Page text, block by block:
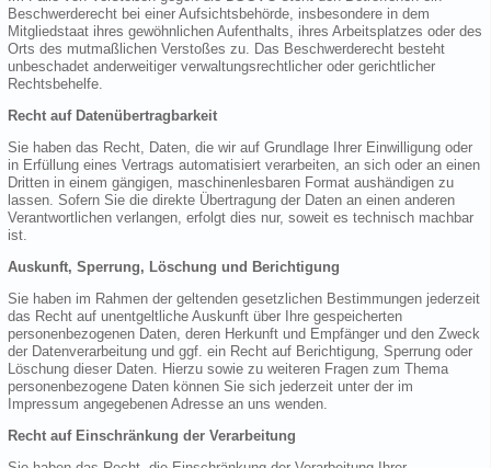
Beschwerderecht bei einer Aufsichtsbehörde, insbesondere in dem
Mitgliedstaat ihres gewöhnlichen Aufenthalts, ihres Arbeitsplatzes oder des
Orts des mutmaßlichen Verstoßes zu. Das Beschwerderecht besteht
unbeschadet anderweitiger verwaltungsrechtlicher oder gerichtlicher
Rechtsbehelfe.
Recht auf Datenübertragbarkeit
Sie haben das Recht, Daten, die wir auf Grundlage Ihrer Einwilligung oder
in Erfüllung eines Vertrags automatisiert verarbeiten, an sich oder an einen
Dritten in einem gängigen, maschinenlesbaren Format aushändigen zu
lassen. Sofern Sie die direkte Übertragung der Daten an einen anderen
Verantwortlichen verlangen, erfolgt dies nur, soweit es technisch machbar
ist.
Auskunft, Sperrung, Löschung und Berichtigung
Sie haben im Rahmen der geltenden gesetzlichen Bestimmungen jederzeit
das Recht auf unentgeltliche Auskunft über Ihre gespeicherten
personenbezogenen Daten, deren Herkunft und Empfänger und den Zweck
der Datenverarbeitung und ggf. ein Recht auf Berichtigung, Sperrung oder
Löschung dieser Daten. Hierzu sowie zu weiteren Fragen zum Thema
personenbezogene Daten können Sie sich jederzeit unter der im
Impressum angegebenen Adresse an uns wenden.
Recht auf Einschränkung der Verarbeitung